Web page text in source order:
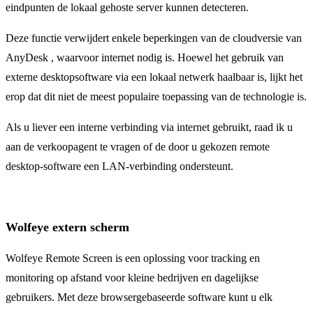
eindpunten de lokaal gehoste server kunnen detecteren.
Deze functie verwijdert enkele beperkingen van de cloudversie van
AnyDesk , waarvoor internet nodig is. Hoewel het gebruik van
externe desktopsoftware via een lokaal netwerk haalbaar is, lijkt het
erop dat dit niet de meest populaire toepassing van de technologie is.
Als u liever een interne verbinding via internet gebruikt, raad ik u
aan de verkoopagent te vragen of de door u gekozen remote
desktop-software een LAN-verbinding ondersteunt.
Wolfeye extern scherm
Wolfeye Remote Screen is een oplossing voor tracking en
monitoring op afstand voor kleine bedrijven en dagelijkse
gebruikers. Met deze browsergebaseerde software kunt u elk